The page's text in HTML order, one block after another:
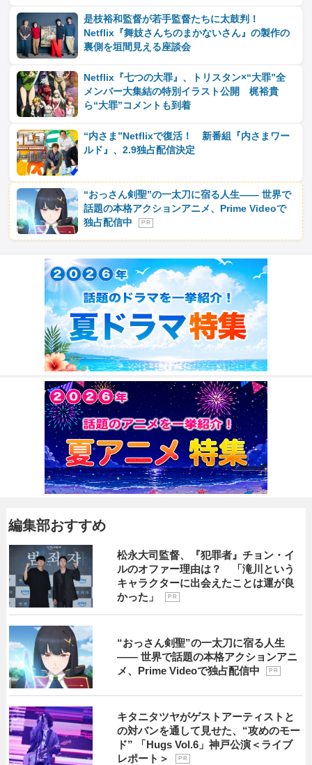
是枝裕和監督が若手監督たちに太鼓判！
Netflix『舞妓さんちのまかないさん』の製作の
裏側を垣間見える座談会
Netflix『七つの大罪』、トリスタン×“大罪”全
メンバー大集結の特別イラスト公開 梶裕貴
ら“大罪”コメントも到着
“内さま”Netflixで復活！ 新番組『内さまワー
ルド』、2.9独占配信決定
“おっさん剣聖”の一太刀に宿る人生―― 世界で
話題の本格アクションアニメ、Prime Videoで
独占配信中
P R
編集部おすすめ
松永大司監督、『犯罪者』チョン・イ
ルのオファー理由は？ 「滝川という
キャラクターに出会えたことは運が良
かった」
P R
“おっさん剣聖”の一太刀に宿る人生
―― 世界で話題の本格アクションアニ
メ、Prime Videoで独占配信中
P R
キタニタツヤがゲストアーティストと
の対バンを通して見せた、“攻めのモー
ド” 「Hugs Vol.6」神戸公演＜ライブ
レポート＞
P R